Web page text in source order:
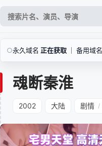
○永久域名 正在获取 ｜ 备用域名
魂断秦淮
2002 大陆 剧情 /